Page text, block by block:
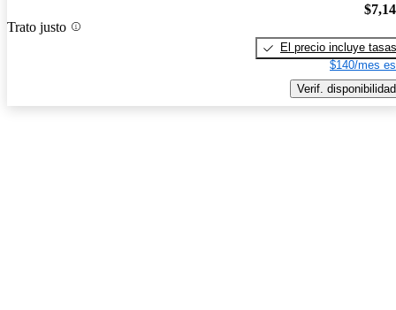
Trato justo
El precio incluye tasas
$140/mes
Verif. disponibilidad